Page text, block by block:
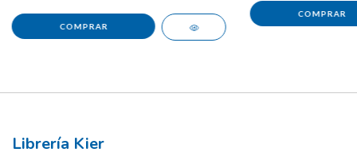
Librería Kier